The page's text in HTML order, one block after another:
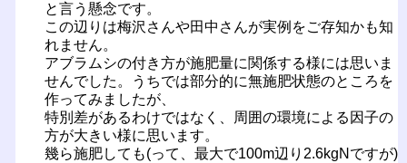
と言う懸念です。
この辺りは梅沢さんや田中さんが実例をご存知かも知
れません。
アブラムシの付き方が施肥量に関係する様には思いま
せんでした。うちでは部分的に無施肥状態のところを
作ってみましたが、
特別差があるわけではなく、周囲の環境による因子の
方が大きい様に思います。
幾ら施肥しても(って、最大で100m辺り2.6kgNですが)